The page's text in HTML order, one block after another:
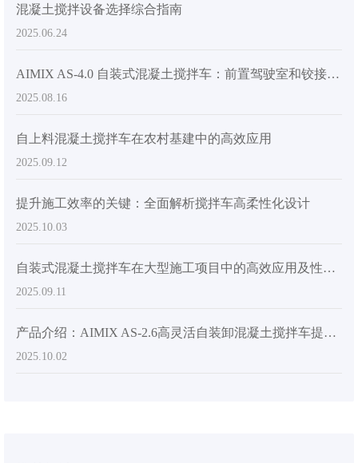
混凝土搅拌设备选择综合指南
2025.06.24
AIMIX AS-4.0 自装式混凝土搅拌车：前置驾驶室和铰接式底盘如何提升效率和安全性
2025.08.16
自上料混凝土搅拌车在农村基建中的高效应用
2025.09.12
提升施工效率的关键：全面解析搅拌车高柔性化设计
2025.10.03
自装式混凝土搅拌车在大型施工项目中的高效应用及性能优势
2025.09.11
产品介绍：AIMIX AS-2.6高灵活自装卸混凝土搅拌车提升施工现场效率
2025.10.02